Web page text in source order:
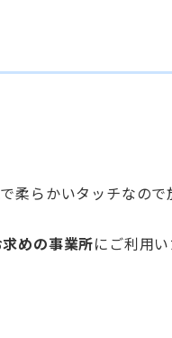
柔らかいタッチなので
めの事業所にご利用い